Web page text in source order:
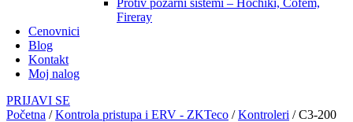
Protiv požarni sistemi – Hochiki, Cofem,
Fireray
Cenovnici
Blog
Kontakt
Moj nalog
PRIJAVI SE
Početna /Kontrola pristupa i ERV - ZKTeco /Kontroleri / C3-200